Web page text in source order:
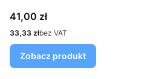
Cena
41,00 zł
Cena
33,33 złbez VAT
Zobacz produkt